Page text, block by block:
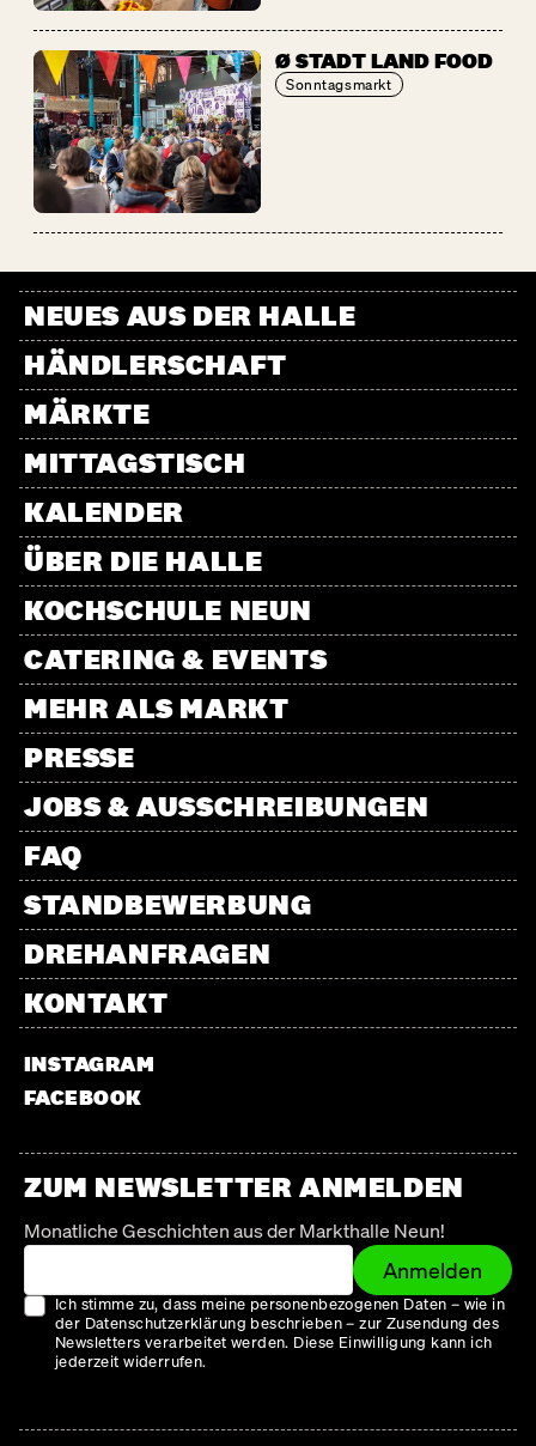
Ø STADT LAND FOOD
Sonntagsmarkt
NEUES AUS DER HALLE
HÄNDLERSCHAFT
MÄRKTE
MITTAGSTISCH
KALENDER
ÜBER DIE HALLE
KOCHSCHULE NEUN
CATERING & EVENTS
MEHR ALS MARKT
PRESSE
JOBS & AUSSCHREIBUNGEN
FAQ
STANDBEWERBUNG
DREHANFRAGEN
KONTAKT
INSTAGRAM
FACEBOOK
ZUM NEWSLETTER ANMELDEN
Monatliche Geschichten aus der Markthalle Neun!
Anmelden
Ich stimme zu, dass meine personenbezogenen Daten – wie in
der Datenschutzerklärung beschrieben – zur Zusendung des
Newsletters verarbeitet werden. Diese Einwilligung kann ich
jederzeit widerrufen.